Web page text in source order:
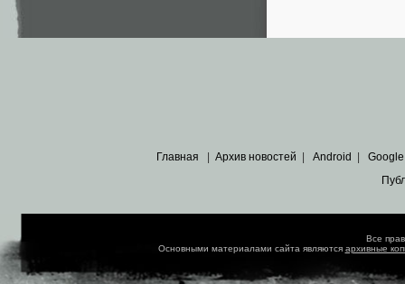
Главная Архив новостей Android Google
Все
Основными материалами сайта являются архивные